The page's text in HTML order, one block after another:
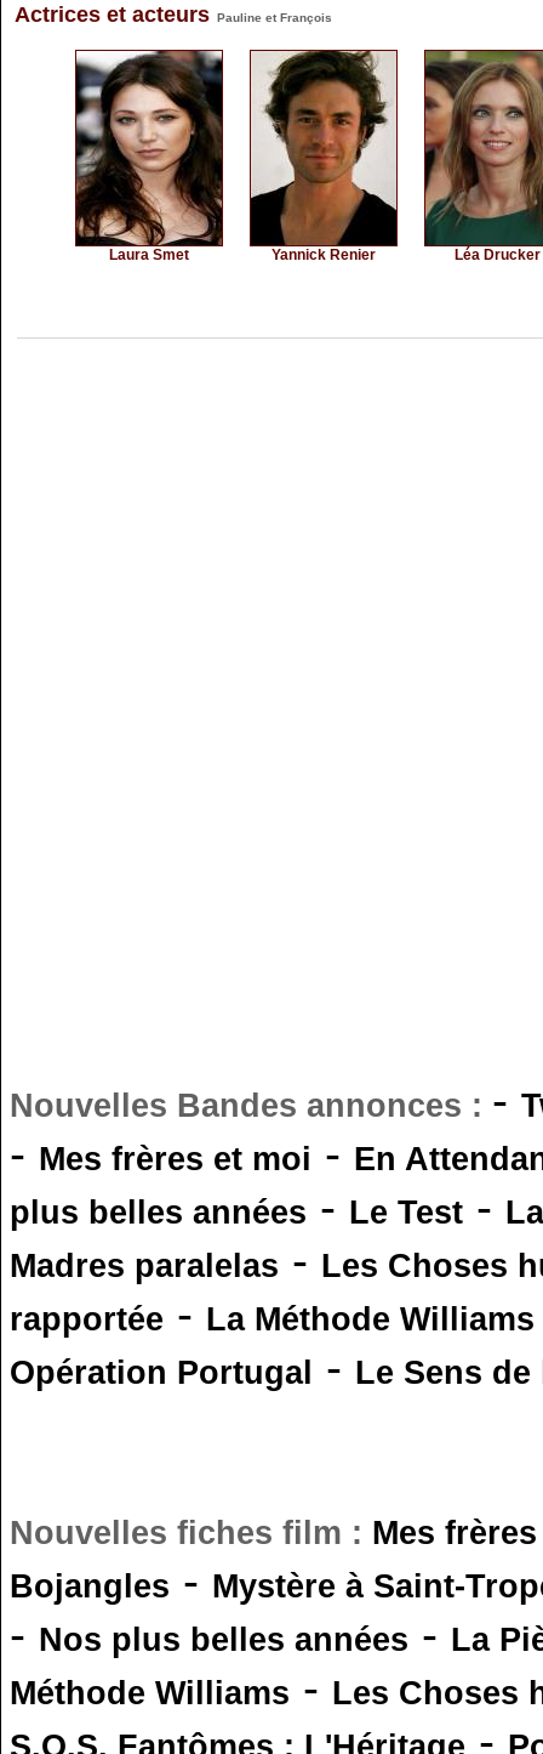
Actrices et acteurs Pauline et François
Laura Smet Yannick Renier Léa Drucker
Nouvelles Bandes annonces : -
- Mes frères et moi - En
plus belles années - Le Test -
Madres paralelas - Les Choses
rapportée - La Méthode Williams
Opération Portugal - Le Sens
Nouvelles fiches film : Mes
Bojangles - Mystère à Saint-
- Nos plus belles années - La
Méthode Williams - Les Choses
S.O.S. Fantômes : L'Héritage -